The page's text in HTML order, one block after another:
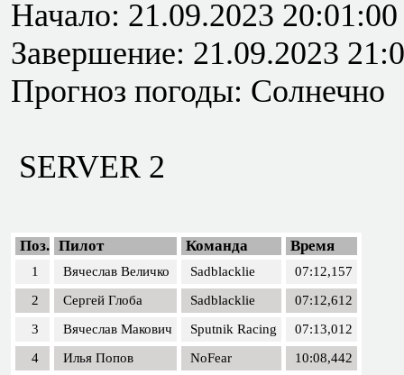
Начало: 21.09.2023 20:01:00
Завершение: 21.09.2023
Прогноз погоды: Солнечно
SERVER 2
Поз. Пилот Команда Время
1 Вячеслав Величко Sadblacklie
07:12,157
2
Сергей Глоба Sadblacklie
07:12,612
3
Вячеслав Макович Sputnik Racing
07:13,012
4
Илья Попов NoFear 10:08,442